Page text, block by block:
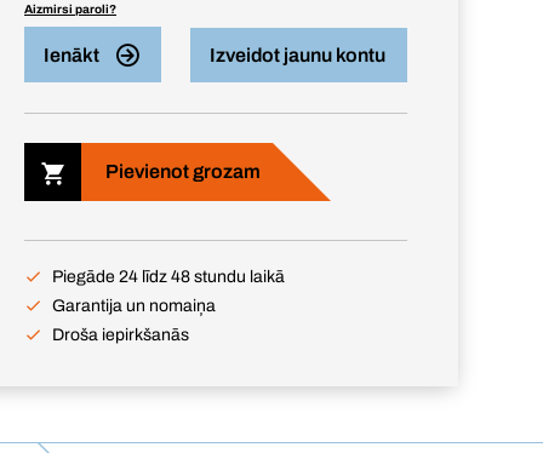
Aizmirsi paroli?
Ienākt Izveidot jaunu kontu
Pievienot grozam
Piegāde 24 līdz 48 stundu laikā
Garantija un nomaiņa
Droša iepirkšanās